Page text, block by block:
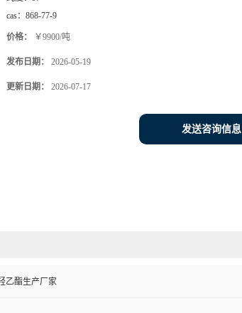
cas： 868-77-9
价格： ￥9900/吨
发布日期： 2026-05-19
更新日期： 2026-07-17
发送咨询信息
乙酯生产厂家